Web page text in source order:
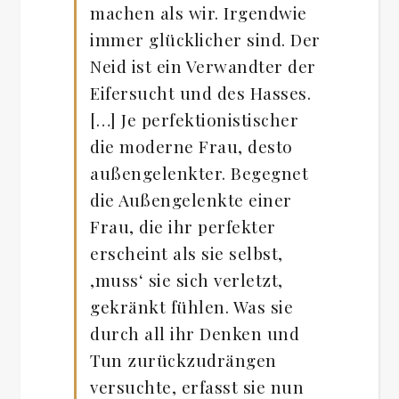
machen als wir. Irgendwie
immer glücklicher sind. Der
Neid ist ein Verwandter der
Eifersucht und des Hasses.
[…] Je perfektionistischer
die moderne Frau, desto
außengelenkter. Begegnet
die Außengelenkte einer
Frau, die ihr perfekter
erscheint als sie selbst,
‚muss‘ sie sich verletzt,
gekränkt fühlen. Was sie
durch all ihr Denken und
Tun zurückzudrängen
versuchte, erfasst sie nun